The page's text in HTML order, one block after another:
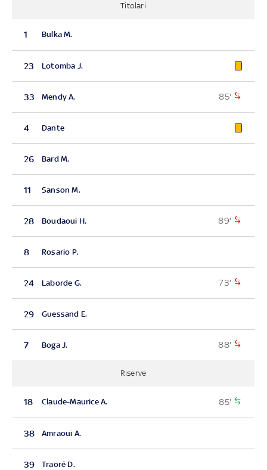
Titolari
1 Bulka M.
23 Lotomba J.
33 Mendy A. 85'
4 Dante
26 Bard M.
11 Sanson M.
28 Boudaoui H. 89'
8 Rosario P.
24 Laborde G. 73'
29 Guessand E.
7 Boga J. 88'
Riserve
18 Claude-Maurice A. 85'
38 Amraoui A.
39 Traoré D.